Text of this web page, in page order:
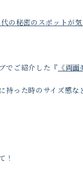
の秘密のスポットが
でご紹介した『 《両
持った時のサイズ感な
！